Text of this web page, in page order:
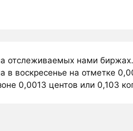
отслеживаемых нами
в воскресенье на отметке
0,0013 центов или 0,103